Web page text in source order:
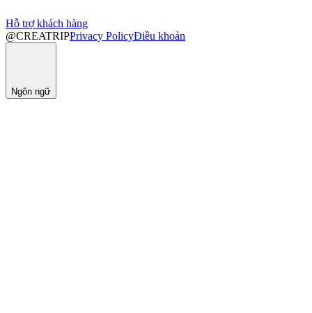
Hỗ trợ khách hàng
@CREATRIPPrivacy PolicyĐiều khoản
Ngôn ngữ